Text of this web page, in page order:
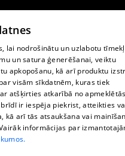
lai nodrošinātu un uzlabotu
un satura ģenerēšanai, veiktu
apkopošanu, kā arī produktu
visām sīkdatnēm, kuras tiek
atšķirties atkarībā no
ir iespēja piekrist, atteikties
kā arī tās atsaukšana vai
informācijas par